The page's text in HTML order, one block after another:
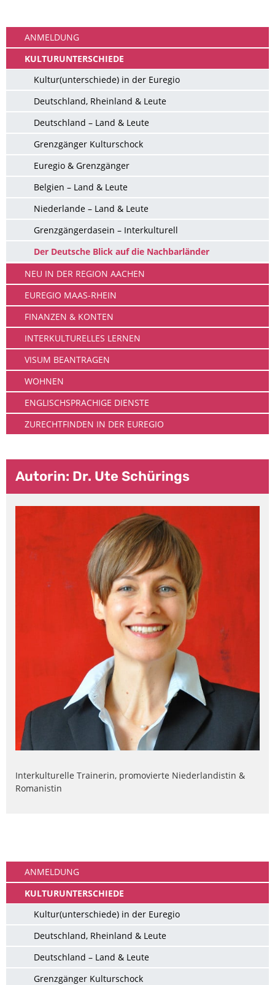
ANMELDUNG
KULTURUNTERSCHIEDE
Kultur(unterschiede) in der Euregio
Deutschland, Rheinland & Leute
Deutschland – Land & Leute
Grenzgänger Kulturschock
Euregio & Grenzgänger
Belgien – Land & Leute
Niederlande – Land & Leute
Grenzgängerdasein – Interkulturell
Der Deutsche Blick auf die Nachbarländer
NEU IN DER REGION AACHEN
EUREGIO MAAS-RHEIN
FINANZEN & KONTEN
INTERKULTURELLES LERNEN
VISUM BEANTRAGEN
WOHNEN
ENGLISCHSPRACHIGE DIENSTE
ZURECHTFINDEN IN DER EUREGIO
Autorin: Dr. Ute Schürings
Interkulturelle Trainerin, promovierte Niederlandistin &
Romanistin
ANMELDUNG
KULTURUNTERSCHIEDE
Kultur(unterschiede) in der Euregio
Deutschland, Rheinland & Leute
Deutschland – Land & Leute
Grenzgänger Kulturschock